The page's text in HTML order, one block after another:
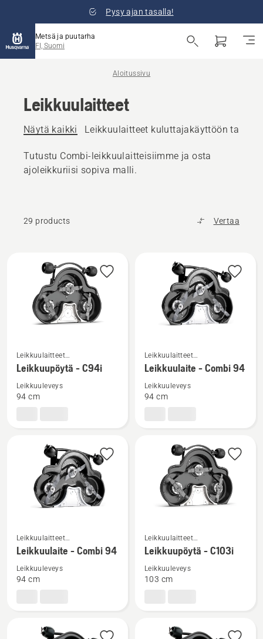
Pysy ajan tasalla!
Metsä ja puutarha
FI, Suomi
Aloitussivu
Leikkuulaitteet
Näytä kaikki Leikkuulaitteet kuluttajakäyttöön
Tutustu Combi-leikkuulaitteisiimme ja osta
ajoleikkuriisi sopiva malli.
29 products Vertaa
Kaikki
tuotteet
lisätietoja
tuotteesta
Leikkuupöytä
Leikkuulaitteet
kuluttajakäyttöön
tarkoitetuille etuleikkureille
Leikkuupöytä - C94i
Leikkuuleveys
94 cm
lisätietoja
tuotteesta
Leikkuulaite
Leikkuulaitteet
kuluttajakäyttöön
tarkoitetuille etuleikkureille
Leikkuulaite - Combi 94
Leikkuuleveys
94 cm
lisätietoja
tuotteesta
Leikkuulaite
Leikkuulaitteet
kuluttajakäyttöön
tarkoitetuille etuleikkureille
Leikkuulaite - Combi 94
Leikkuuleveys
94 cm
lisätietoja
tuotteesta
Leikkuupöytä
Leikkuulaitteet
kuluttajakäyttöön
tarkoitetuille etuleikkureille
Leikkuupöytä - C103i
Leikkuuleveys
103 cm